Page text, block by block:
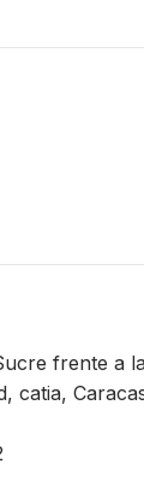
frente a
catia,